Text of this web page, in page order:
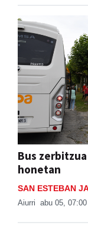
Bus
honetan
SAN ESTEBAN
Aiurri abu 05, 07:00